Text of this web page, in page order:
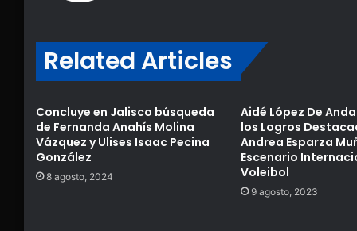
Related Articles
Concluye en Jalisco búsqueda
de Fernanda Anahís Molina
Vázquez y Ulises Isaac Pecina
González
8 agosto, 2024
Aidé López De
los Logros
Andrea Esparza
Escenario
Voleibol
9 agosto, 2023